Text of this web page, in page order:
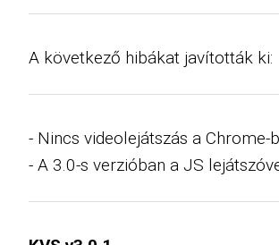
A következő hibákat javították ki:
- Nincs videolejátszás a
- A 3.0-s verzióban a JS